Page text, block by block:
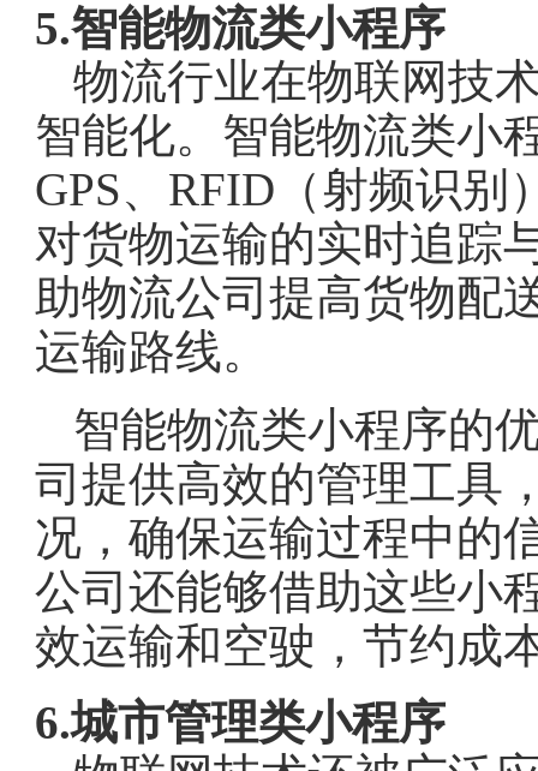
5.智能物流类小程序
物流行业在物联网技
智能化。智能物流类小
GPS、RFID（射频识
对货物运输的实时追踪
助物流公司提高货物配
运输路线。
智能物流类小程序的
司提供高效的管理工具
况，确保运输过程中的
公司还能够借助这些小
效运输和空驶，节约成
6.城市管理类小程序